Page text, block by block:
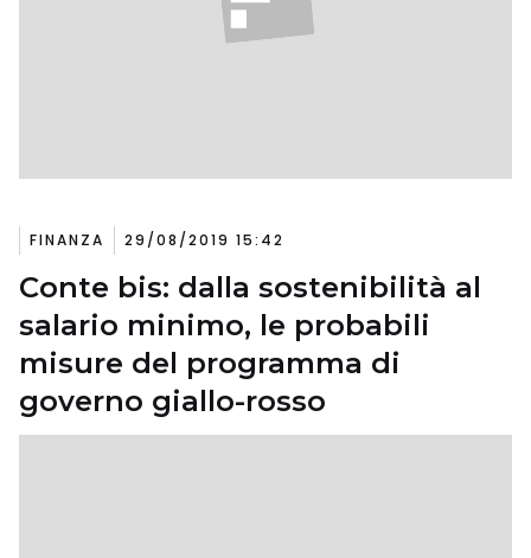
FINANZA 29/08/2019 15:42
Conte bis: dalla sostenibilità al
salario minimo, le probabili
misure del programma di
governo giallo-rosso